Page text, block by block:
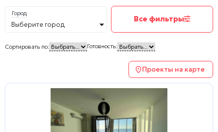
Город
Выберите город
Все фильтры
Сортировать по: Готовность:
Проекты на карте